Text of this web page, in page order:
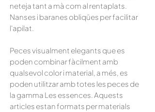
neteja tant a mà com al rentaplats.
Nanses i baranes obliqües per facilitar
l'apilat.
Peces visualment elegants que es
poden combinar fàcilment amb
qualsevol color i material, a més, es
poden utilitzar amb totes les peces de
la gamma Les essences. Aquests
articles estan formats per materials